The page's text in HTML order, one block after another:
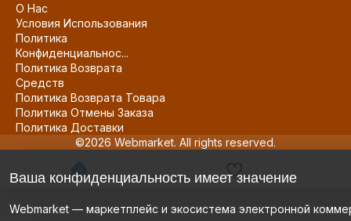
О Нас
Условия Использования
Политика
Конфиденциальнос...
Политика Возврата
Средств
Политика Возврата Товара
Политика Отмены Заказа
Политика Доставки
©2026 Webmarket. All rights reserved.
Ваша конфиденциальность имеет значение
Webmarket — маркетплейс и экосистема электронной